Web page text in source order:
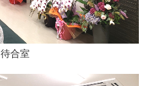
待合室